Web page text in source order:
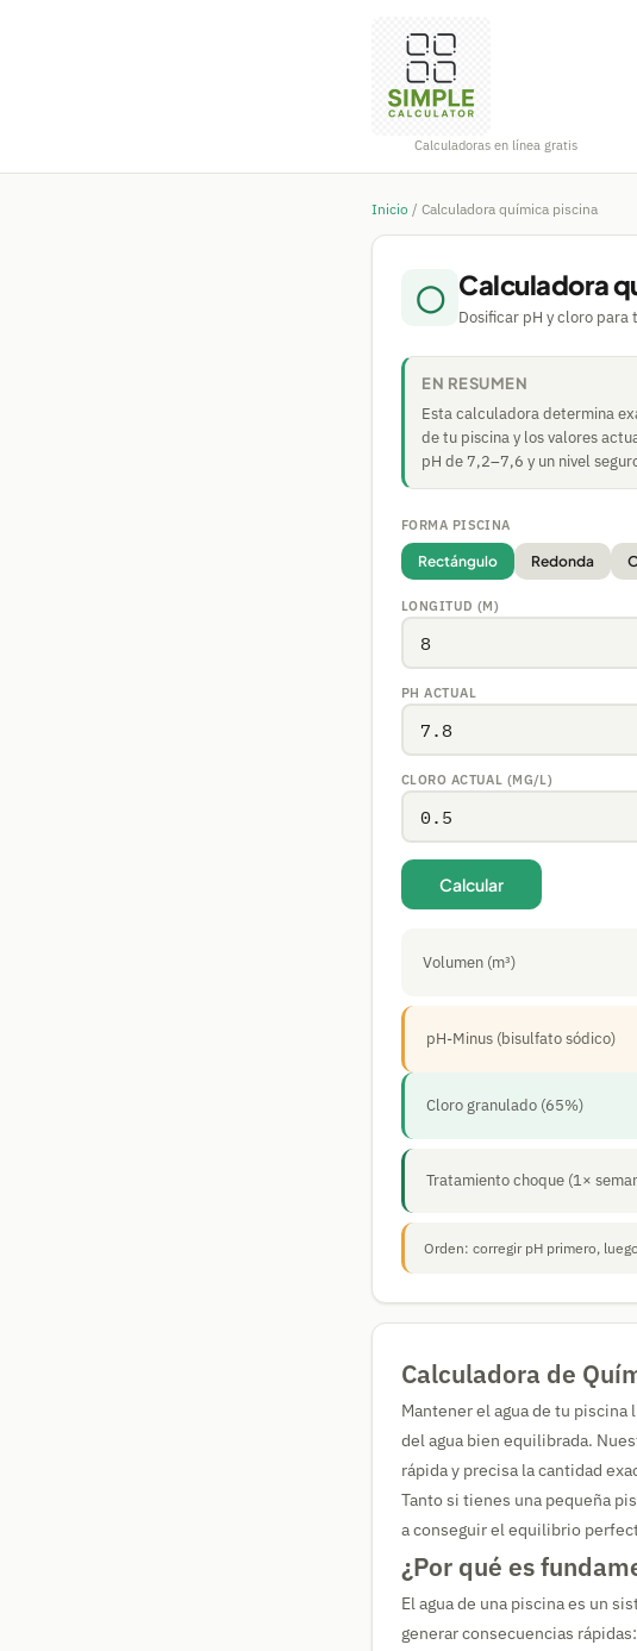
Calculadoras en línea gratis
Inicio / Calculadora química piscina
◯ Calculadora
Dosificar pH y cloro para
EN RESUMEN
Esta calculadora determina
de tu piscina y los valores
pH de 7,2–7,6 y un nivel
FORMA PISCINA
Rectángulo Redonda
LONGITUD (M)
PH ACTUAL
CLORO ACTUAL (MG/L)
Calcular
Volumen (m³)
pH-Minus (bisulfato sódico)
Cloro granulado (65%)
Tratamiento choque (1×
Orden: corregir pH primero,
Calculadora de
Mantener el agua de tu
del agua bien equilibrada.
rápida y precisa la cantidad
Tanto si tienes una pequeña
a conseguir el equilibrio
¿Por qué es
El agua de una piscina es un
generar consecuencias